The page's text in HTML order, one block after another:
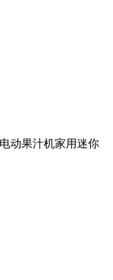
动果汁机家用迷你